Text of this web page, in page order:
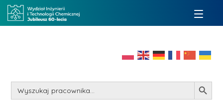
Search
for:
Search Button